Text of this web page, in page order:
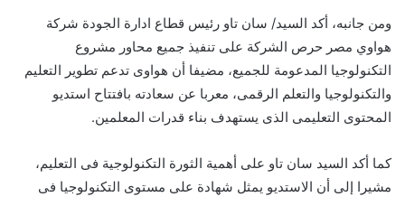
ومن جانبه، أكد السيد/ سان تاو رئيس قطاع ادارة الجودة شركة
هواوي مصر حرص الشركة على تنفيذ جميع محاور مشروع
التكنولوجيا المدعومة للجميع، مضيفا أن هواوى تدعم تطوير التعليم
والتكنولوجيا والتعلم الرقمى، معربا عن سعادته بافتتاح استديو
المحتوى التعليمى الذى يستهدف بناء قدرات المعلمين.
كما أكد السيد سان تاو على أهمية الثورة التكنولوجية فى التعليم،
مشيرا إلى أن الاستديو يمثل شهادة على مستوى التكنولوجيا فى